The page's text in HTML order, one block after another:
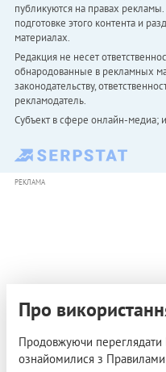
публикуются на правах рекламы.
подготовке этого контента и
материалах.
Редакция не несет
обнародованные в рекламных
законодательству,
рекламодатель.
Субъект в сфере онлайн-медиа;
РЕКЛАМА
Про
Продовжуючи переглядати
ознайомилися з